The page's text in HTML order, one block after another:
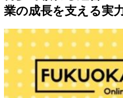
業の成長を支える実